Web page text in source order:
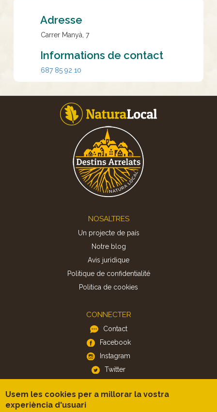
Adresse
Carrer Manyà, 7
Informations de contact
687 85 92 10
NOSALTRES
Un projecte de país
Notre blog
Avis juridique
Politique de confidentialité
Politica de cookies
CONNECTER
Contact
Facebook
Instagram
Twitter
APP
Usem les cookies per a millorar la vostra
experiència d'usuari